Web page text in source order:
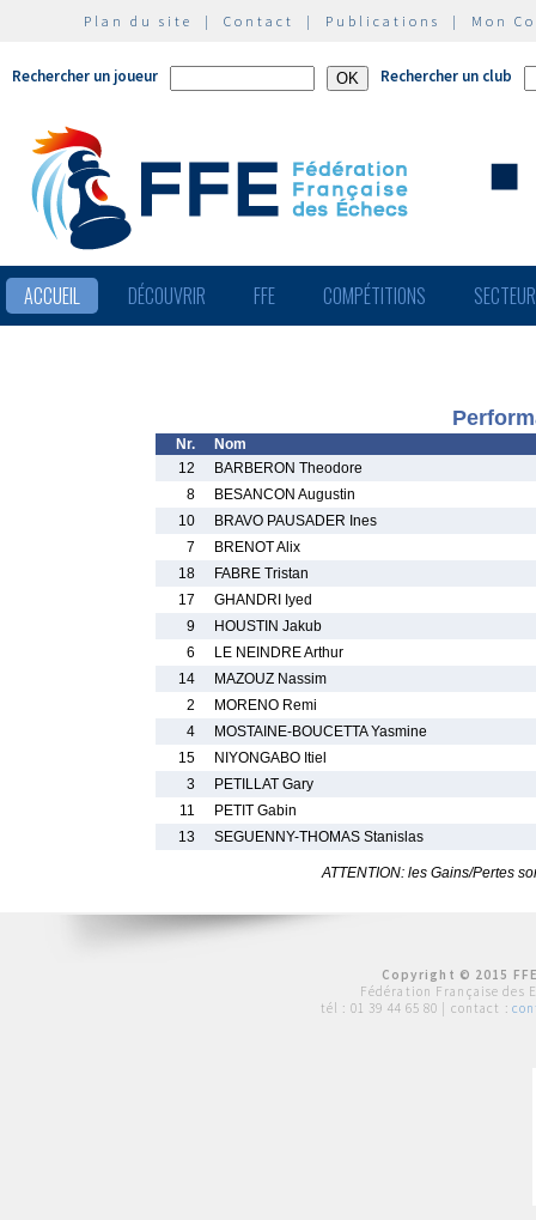
Plan du site | Contact | Publications | Mon
Rechercher un joueur Rechercher un club
ACCUEIL DÉCOUVRIR FFE COMPÉTITIONS
Nr.
Nom
12
BARBERON Theodore
8
BESANCON Augustin
10
BRAVO PAUSADER Ines
7
BRENOT Alix
18
FABRE Tristan
17
GHANDRI Iyed
9
HOUSTIN Jakub
6
LE NEINDRE Arthur
14
MAZOUZ Nassim
2
MORENO Remi
4
MOSTAINE-BOUCETTA Yasmine
15
NIYONGABO Itiel
3
PETILLAT Gary
11
PETIT Gabin
13
SEGUENNY-THOMAS Stanislas
ATTENTION: les Gains/Pertes
Copyright © 2015
Fédération Française des
tél : 01 39 44 65 80 | contact :